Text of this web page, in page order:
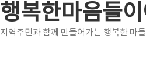
행복한마음들이
지역주민과 함께 만들어가는 행복한 마들